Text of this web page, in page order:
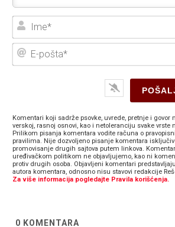
Komentari koji sadrže psovke, uvrede, pretnje i
verskoj, rasnoj osnovi, kao i netoleranciju svake vrste
Prilikom pisanja komentara vodite računa o
pravilima. Nije dozvoljeno pisanje komentara
promovisanje drugih sajtova putem linkova.
uređivačkom politikom ne objavljujemo, kao ni
protiv drugih osoba. Objavljeni komentari
autora komentara, odnosno nisu stavovi redakcije
Za više informacija pogledajte Pravila korišćenja.
0 KOMENTARA